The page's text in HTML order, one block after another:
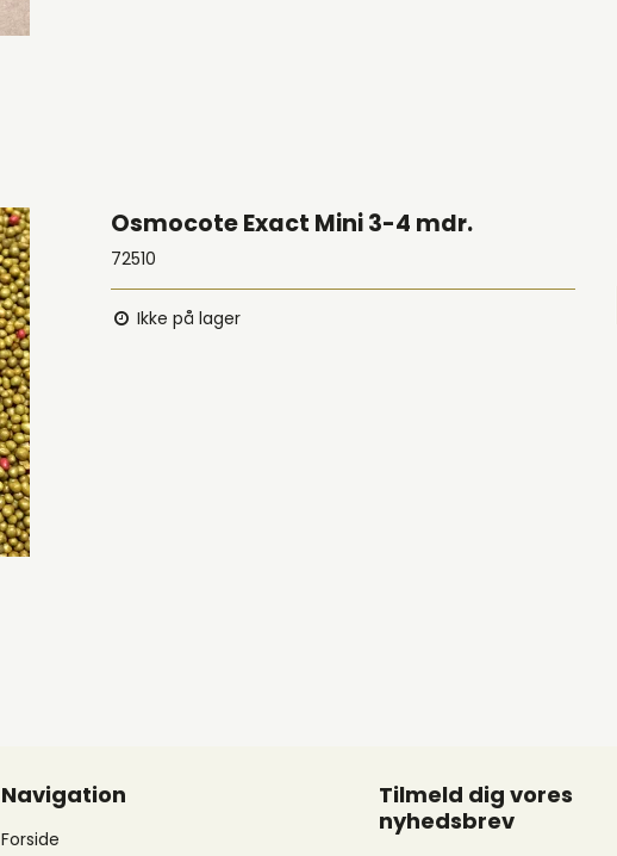
Osmocote Exact Mini 3-4 mdr.
72510
Ikke på lager
Navigation
Forside
Tilmeld dig vores
nyhedsbrev